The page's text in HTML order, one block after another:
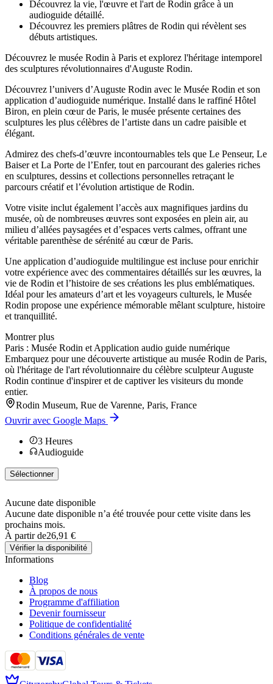
Découvrez la vie, l'œuvre et l'art de Rodin grâce à un
audioguide détaillé.
Découvrez les premiers plâtres de Rodin qui révèlent ses
débuts artistiques.
Découvrez le musée Rodin à Paris et explorez l'héritage intemporel
des sculptures révolutionnaires d'Auguste Rodin.
Découvrez l’univers d’Auguste Rodin avec le Musée Rodin et son
application d’audioguide numérique. Installé dans le raffiné Hôtel
Biron, en plein cœur de Paris, le musée présente certaines des
sculptures les plus célèbres de l’artiste dans un cadre paisible et
élégant.
Admirez des chefs-d’œuvre incontournables tels que Le Penseur, Le
Baiser et La Porte de l’Enfer, tout en parcourant des galeries riches
en sculptures, dessins et collections personnelles retraçant le
parcours créatif et l’évolution artistique de Rodin.
Votre visite inclut également l’accès aux magnifiques jardins du
musée, où de nombreuses œuvres sont exposées en plein air, au
milieu d’allées paysagées et d’espaces verts calmes, offrant une
véritable parenthèse de sérénité au cœur de Paris.
Une application d’audioguide multilingue est incluse pour enrichir
votre expérience avec des commentaires détaillés sur les œuvres, la
vie de Rodin et l’histoire de ses créations les plus emblématiques.
Idéal pour les amateurs d’art et les voyageurs culturels, le Musée
Rodin propose une expérience mémorable mêlant sculpture, histoire
et tranquillité.
Montrer plus
Paris : Musée Rodin et Application audio guide numérique
Embarquez pour une découverte artistique au musée Rodin de Paris,
où l'héritage de l'art révolutionnaire du célèbre sculpteur Auguste
Rodin continue d'inspirer et de captiver les visiteurs du monde
entier.
Rodin Museum, Rue de Varenne, Paris, France
Ouvrir avec Google Maps
3 Heures
Audioguide
Sélectionner
Aucune date disponible
Aucune date disponible n’a été trouvée pour cette visite dans les
prochains mois.
À partir de26,91 €
Vérifier la disponibilité
Informations
Blog
À propos de nous
Programme d'affiliation
Devenir fournisseur
Politique de confidentialité
Conditions générales de vente